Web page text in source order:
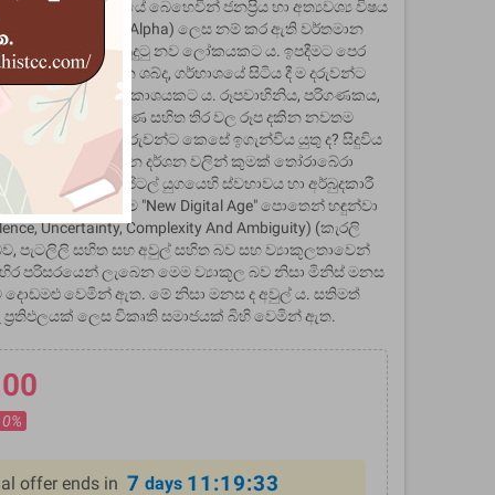
ක්‍ෂේත්‍රය මෑත අවධියේ බෙහෙවින් ජනප්‍රිය හා අත්‍යවශ්‍ය විෂය
(Generation Alpha) ලෙස නම් කර ඇති වර්තමාන
අප පෙර දී නුදුටු නව ලෝකයකට ය. ඉපදීමට පෙර
පරිහරණය කරන ශබ්ද, ගර්භාශයේ සිටිය දී ම දරුවන්ට
තබනුයේ සයිබර් අවකාශයකට ය. රූපවාහිනිය, පරිගණකය,
කැසට්, වීඩියෝ, වර්ණ සහිත තිර වල රූප දකින නවතම
පා තබන නව දරුවන්ට කෙසේ ඉගැන්විය යුතු ද? සිදුවිය
ඔවුන් බලාගෙන සිටින දර්ශන වලින් කුමක් තෝරාබේරා
නැත. නව ඩිජිටල් යුගයෙහි ස්වභාවය හා අර්බුදකාරී
Cohen විසින් තම "New Digital Age" පොතෙන් හඳුන්වා
Uncertainty, Complexity And Ambiguity) (කැරලි
පැටලිලි සහිත සහ අවුල් සහිත බව සහ ව්‍යාකූලතාවෙන්
පරිසරයෙන් ලැබෙන මෙම ව්‍යාකූල බව නිසා මිනිස් මනස
වෙමින් ඇත. මේ නිසා මනස ද අවුල් ය. සතිමත්
ලෙස විකෘති සමාජයක් බිහි වෙමින් ඇත.
offer ends in 7 days 11:19:32